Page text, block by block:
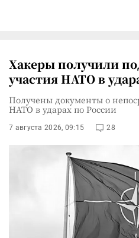
Хакеры получили
участия НАТО в
Получены документы о
НАТО в ударах по России
7 августа 2026, 09:15 28